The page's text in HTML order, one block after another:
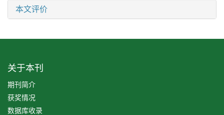
本文评价
关于本刊
期刊简介
获奖情况
数据库收录